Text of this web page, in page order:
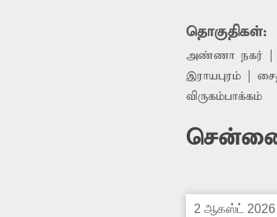
தொகுதிகள்:
அண்ணா நகர்
இராயபுரம்
விருகம்பாக்கம்
2 ஆகஸ்ட் 2026